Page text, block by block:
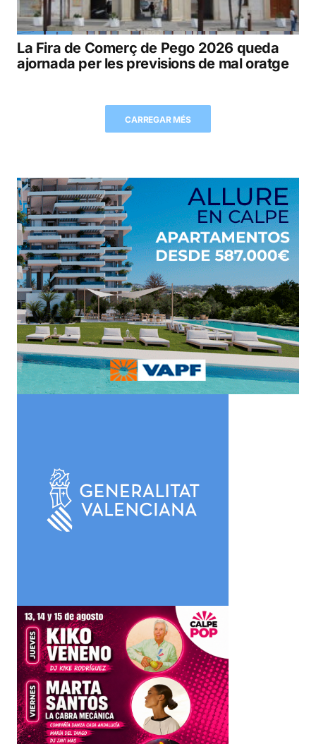
La Fira de Comerç de Pego 2026 queda
ajornada per les previsions de mal oratge
CARREGAR MÉS